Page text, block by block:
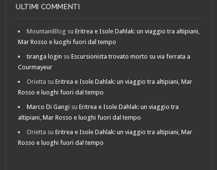
ULTIMI COMMENTI
MountainBlog suEritrea e Isole Dahlak: un viaggio tra altipiani,
Mar Rosso e luoghi fuori dal tempo
tiranga login suEscursionista trovato morto su via ferrata a
Courmayeur
Orietta suEritrea e Isole Dahlak: un viaggio tra altipiani, Mar
Rosso e luoghi fuori dal tempo
Marco Di Gangi suEritrea e Isole Dahlak: un viaggio tra
altipiani, Mar Rosso e luoghi fuori dal tempo
Orietta suEritrea e Isole Dahlak: un viaggio tra altipiani, Mar
Rosso e luoghi fuori dal tempo